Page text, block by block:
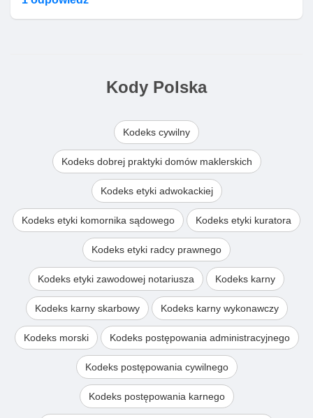
Kody Polska
Kodeks cywilny
Kodeks dobrej praktyki domów maklerskich
Kodeks etyki adwokackiej
Kodeks etyki komornika sądowego Kodeks etyki kuratora
Kodeks etyki radcy prawnego
Kodeks etyki zawodowej notariusza Kodeks karny
Kodeks karny skarbowy Kodeks karny wykonawczy
Kodeks morski Kodeks postępowania administracyjnego
Kodeks postępowania cywilnego
Kodeks postępowania karnego